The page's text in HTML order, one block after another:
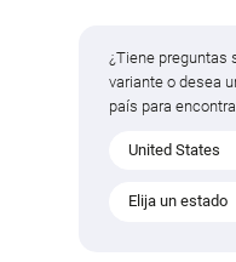
¿Tiene preguntas
variante o desea
país para
United States
Elija un estado